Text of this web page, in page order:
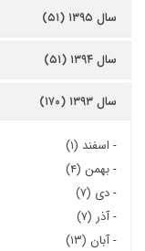
سال ۱۳۹۵ (۵۱)
سال ۱۳۹۴ (۵۱)
سال ۱۳۹۳ (۱۷۰)
- اسفند (۱)
-بهمن (۴)
-دی (۷)
-آذر (۷)
-آبان (۱۳)